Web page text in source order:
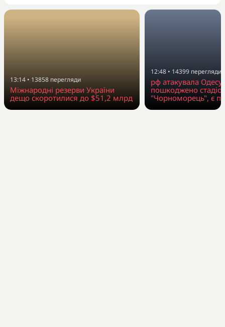
13:14 • 13858 перегляди
Міжнародні резерви України
дещо скоротилися до $51,2 млрд
12:48 • 14399 перегляди
рф атакувала
пошкоджено
"Чорноморець", є